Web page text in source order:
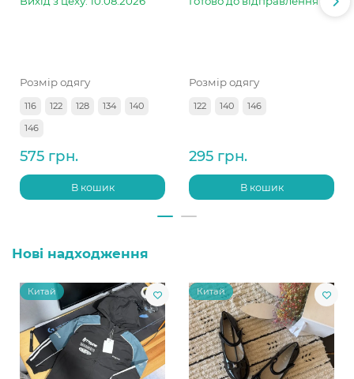
Розмір одягу
116 122 128 134
140
146
575 грн.
В кошик
Розмір одягу
122 140 146
295 грн.
В кошик
Нові надходження
Китай Китай